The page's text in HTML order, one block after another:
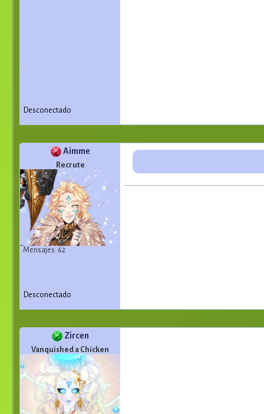
Desconectado
Aimme
Recrute
Mensajes: 62
Desconectado
Zircen
Vanquished a Chicken